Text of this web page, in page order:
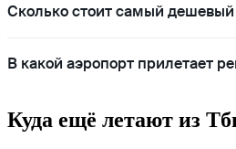
Сколько стоит самый дешевый
В какой аэропорт прилетает
Куда ещё летают из